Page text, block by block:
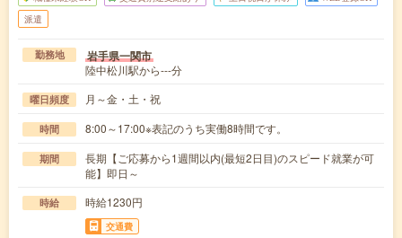
派遣
勤務地 岩手県一関市
陸中松川駅から---分
曜日頻度 月～金・土・祝
時間 8:00～17:00※表記のうち実働8時間です。
期間
長期【ご応募から1週間以内(最短2日目)のスピード就業が可
能】即日～
時給 時給1230円
交通費